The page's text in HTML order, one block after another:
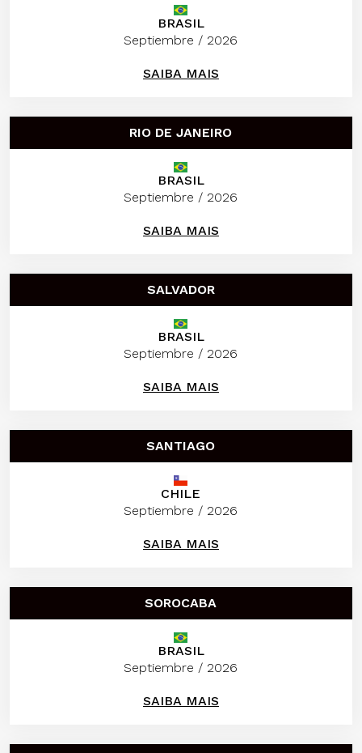
BRASIL
Septiembre / 2026
SAIBA MAIS
RIO DE JANEIRO
BRASIL
Septiembre / 2026
SAIBA MAIS
SALVADOR
BRASIL
Septiembre / 2026
SAIBA MAIS
SANTIAGO
CHILE
Septiembre / 2026
SAIBA MAIS
SOROCABA
BRASIL
Septiembre / 2026
SAIBA MAIS